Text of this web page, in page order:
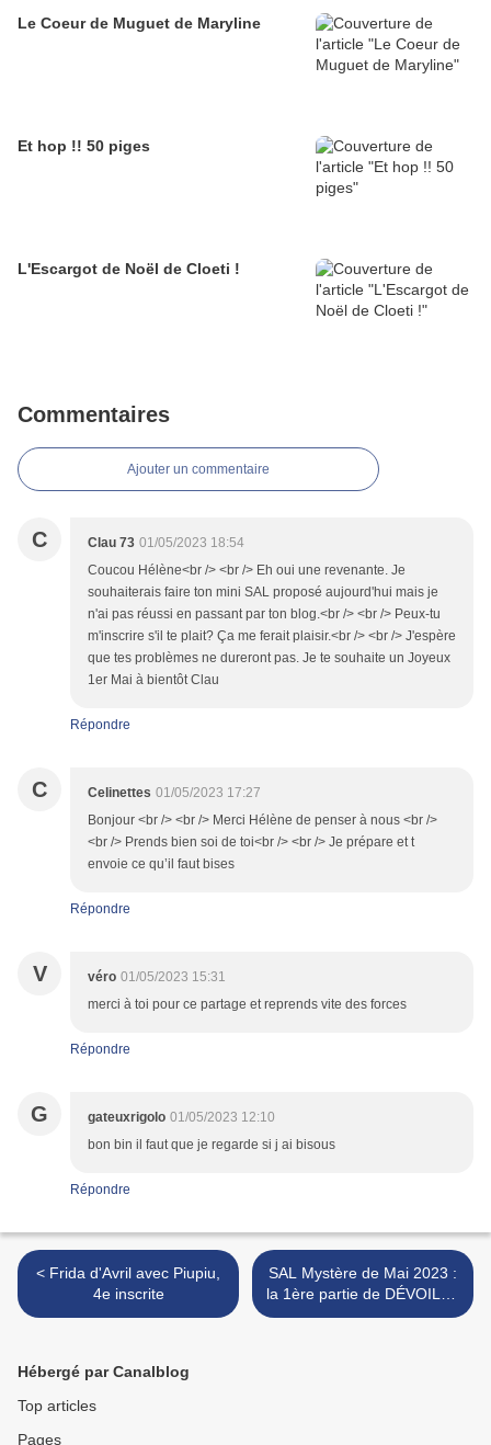
Le Coeur de Muguet de Maryline
Et hop !! 50 piges
L'Escargot de Noël de Cloeti !
Commentaires
Ajouter un commentaire
C Clau 73 01/05/2023 18:54
Coucou Hélène<br /> <br /> Eh oui une revenante. Je
souhaiterais faire ton mini SAL proposé aujourd'hui mais je
n'ai pas réussi en passant par ton blog.<br /> <br /> Peux-tu
m'inscrire s'il te plait? Ça me ferait plaisir.<br /> <br /> J'espère
que tes problèmes ne dureront pas. Je te souhaite un Joyeux
1er Mai à bientôt Clau
Répondre
C Celinettes 01/05/2023 17:27
Bonjour <br /> <br /> Merci Hélène de penser à nous <br />
<br /> Prends bien soi de toi<br /> <br /> Je prépare et t
envoie ce qu’il faut bises
Répondre
V véro 01/05/2023 15:31
merci à toi pour ce partage et reprends vite des forces
Répondre
G gateuxrigolo 01/05/2023 12:10
bon bin il faut que je regarde si j ai bisous
Répondre
< Frida d'Avril avec Piupiu,
4e inscrite
SAL Mystère de Mai 2023 :
la 1ère partie de DÉVOILÉE
>
Hébergé par Canalblog
Top articles
Pages